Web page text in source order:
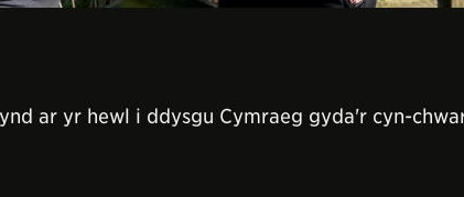
ar yr hewl i ddysgu Cymraeg gyda'r cyn-